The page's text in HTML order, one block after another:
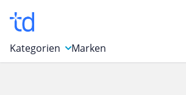
Kategorien Marken